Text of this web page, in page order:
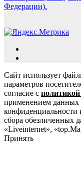
Федерации).
Сайт использует
параметров
согласие с
применением данных
конфиденциальности
сбора обезличенных
«Liveinternet»,
Принять